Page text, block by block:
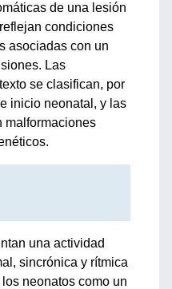
de una lesión
condiciones
asociadas con un
Las
se clasifican, por
inicio neonatal, y las
malformaciones
una actividad
sincrónica y rítmica
neonatos como un